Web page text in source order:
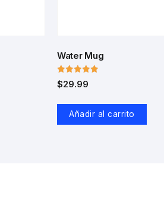
Water Mug
Valorado
con
$29.99
Añadir al carrito